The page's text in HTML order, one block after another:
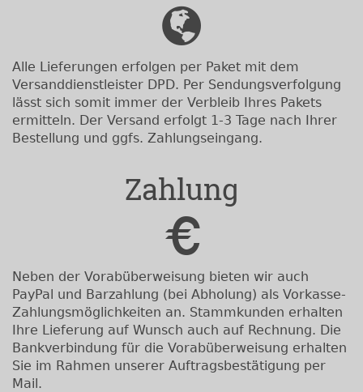
Alle Lieferungen erfolgen per Paket mit dem
Versanddienstleister DPD. Per Sendungsverfolgung
lässt sich somit immer der Verbleib Ihres Pakets
ermitteln. Der Versand erfolgt 1-3 Tage nach Ihrer
Bestellung und ggfs. Zahlungseingang.
Zahlung
Neben der Vorabüberweisung bieten wir auch
PayPal und Barzahlung (bei Abholung) als Vorkasse-
Zahlungsmöglichkeiten an. Stammkunden erhalten
Ihre Lieferung auf Wunsch auch auf Rechnung. Die
Bankverbindung für die Vorabüberweisung erhalten
Sie im Rahmen unserer Auftragsbestätigung per
Mail.